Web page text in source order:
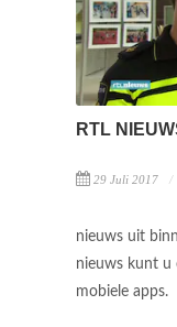
RTL
29 Juli 2017
nieuws uit
nieuws kunt u
mobiele apps.